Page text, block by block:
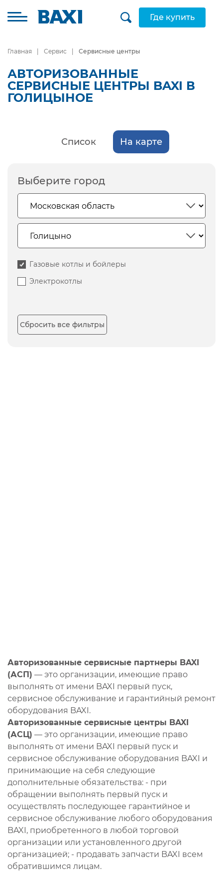
Где купить
Главная Сервис Сервисные центры
АВТОРИЗОВАННЫЕ
СЕРВИСНЫЕ ЦЕНТРЫ BAXI В
ГОЛИЦЫНОЕ
Список На карте
Выберите город
Газовые котлы и бойлеры
Электрокотлы
Сбросить все фильтры
Авторизованные сервисные партнеры BAXI
(АСП) — это организации, имеющие право
выполнять от имени BAXI первый пуск,
сервисное обслуживание и гарантийный ремонт
оборудования BAXI.
Авторизованные сервисные центры BAXI
(АСЦ) — это организации, имеющие право
выполнять от имени BAXI первый пуск и
сервисное обслуживание оборудования BAXI и
принимающие на себя следующие
дополнительные обязательства: - при
обращении выполнять первый пуск и
осуществлять последующее гарантийное и
сервисное обслуживание любого оборудования
BAXI, приобретенного в любой торговой
организации или установленного другой
организацией; - продавать запчасти BAXI всем
обратившимся лицам.